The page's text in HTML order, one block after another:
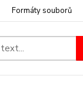
Formáty souborů